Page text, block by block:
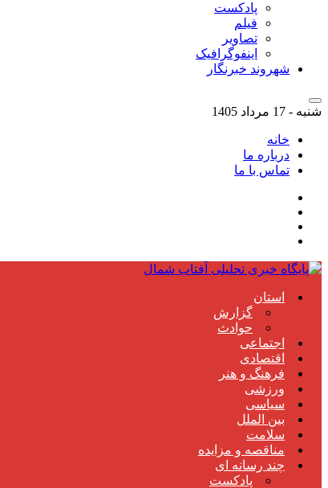
پادکست
فیلم
تصاویر
اینفوگرافیک
شهروند خبرنگار
شنبه - 17 مرداد 1405
خانه
درباره ما
تماس با ما
استان
گزارش
حوادث
اجتماعی
اقتصادی
فرهنگ و هنر
ورزشی
سیاسی
بین الملل
سلامت
مناقصه و مزایده
چند رسانه ای
پادکست